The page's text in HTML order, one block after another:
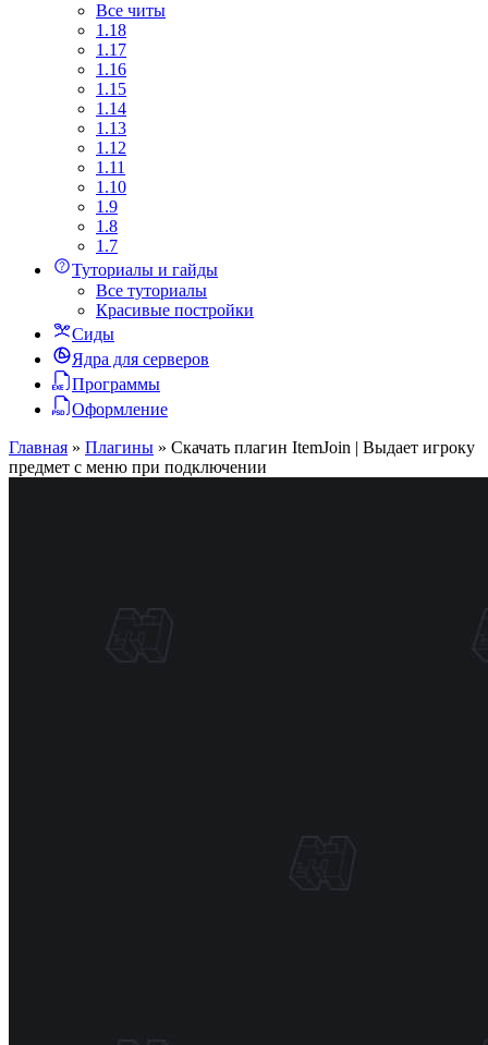
Все читы
1.18
1.17
1.16
1.15
1.14
1.13
1.12
1.11
1.10
1.9
1.8
1.7
Туториалы и гайды
Все туториалы
Красивые постройки
Сиды
Ядра для серверов
Программы
Оформление
Главная » Плагины » Скачать плагин ItemJoin | Выдает игроку
предмет с меню при подключении